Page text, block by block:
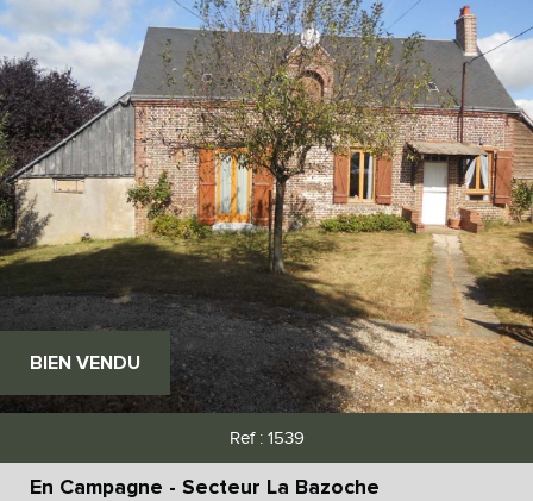
BIEN VENDU
Ref : 1539
En Campagne - Secteur La Bazoche